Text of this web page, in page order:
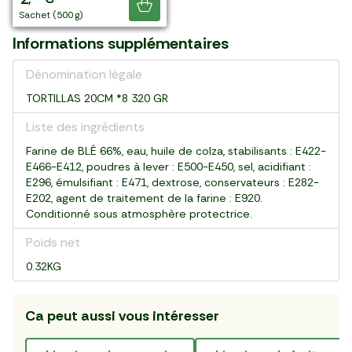
6 pièces (240 g)
boîte (505 g)
8 pièces (490 g)
bouteille (300 ml)
boîte (525 g)
10 pièces (28 g)
paquet (400 g)
10 pièces (170 g)
sachet (500 g)
Je découvre
Informations supplémentaires
Dénomination légale
TORTILLAS 20CM *8 320 GR
Liste des ingrédients
Farine de BLÉ 66%, eau, huile de colza, stabilisants : E422-
E466-E412, poudres à lever : E500-E450, sel, acidifiant :
E296, émulsifiant : E471, dextrose, conservateurs : E282-
E202, agent de traitement de la farine : E920.
Conditionné sous atmosphère protectrice.
Poids net
0.32KG
Ca peut aussi vous intéresser